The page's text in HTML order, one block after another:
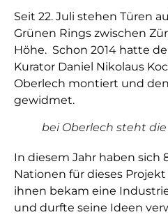
Seit 22. Juli stehen Türen
Grünen Rings zwischen
Höhe. Schon 2014 hatte
Kurator Daniel Nikolaus
Oberlech montiert und
gewidmet.
bei Oberlech steht
In diesem Jahr haben sich
Nationen für dieses
ihnen bekam eine
und durfte seine Ideen